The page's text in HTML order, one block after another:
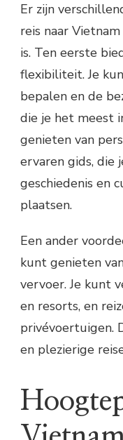
Er zijn
reis naar
is. Ten eerste
flexibiliteit. Je
bepalen en de
die je het meest
genieten van
ervaren gids, die
geschiedenis en
plaatsen.
Een ander
kunt genieten
vervoer. Je kunt
en resorts, en
privévoertuigen.
en plezierige